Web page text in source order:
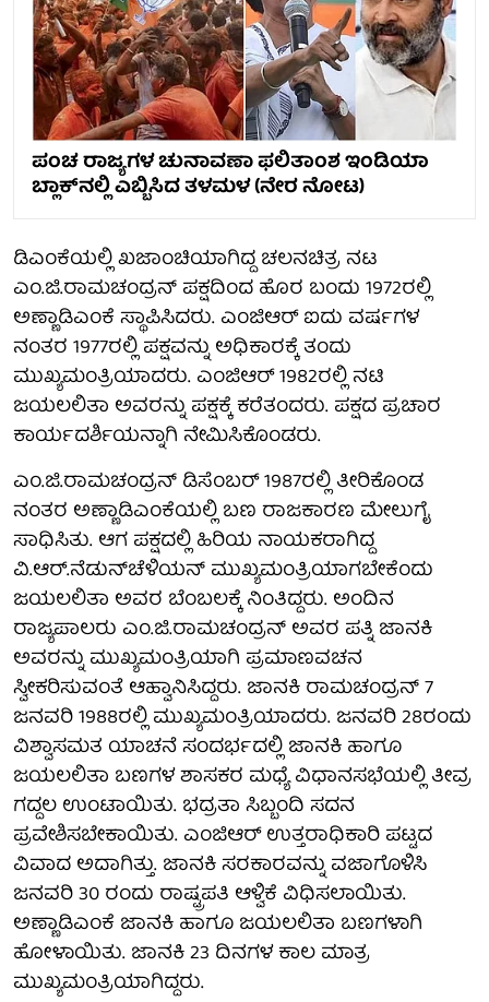
ಪಂಚ ರಾಜ್ಯಗಳ ಚುನಾವಣಾ ಫಲಿತಾಂಶ ಇಂಡಿಯಾ
ಬ್ಲಾಕ್‌ನಲ್ಲಿ ಎಬ್ಬಿಸಿದ ತಳಮಳ (ನೇರ ನೋಟ)
ಡಿಎಂಕೆಯಲ್ಲಿ ಖಜಾಂಚಿಯಾಗಿದ್ದ ಚಲನಚಿತ್ರ ನಟ
ಎಂ.ಜಿ.ರಾಮಚಂದ್ರನ್‌ ಪಕ್ಷದಿಂದ ಹೊರ ಬಂದು 1972ರಲ್ಲಿ
ಅಣ್ಣಾಡಿಎಂಕೆ ಸ್ಥಾಪಿಸಿದರು. ಎಂಜಿಆರ್‌ ಐದು ವರ್ಷಗಳ
ನಂತರ 1977ರಲ್ಲಿ ಪಕ್ಷವನ್ನು ಅಧಿಕಾರಕ್ಕೆ ತಂದು
ಮುಖ್ಯಮಂತ್ರಿಯಾದರು. ಎಂಜಿಆರ್‌ 1982ರಲ್ಲಿ ನಟಿ
ಜಯಲಲಿತಾ ಅವರನ್ನು ಪಕ್ಷಕ್ಕೆ ಕರೆತಂದರು. ಪಕ್ಷದ ಪ್ರಚಾರ
ಕಾರ್ಯದರ್ಶಿಯನ್ನಾಗಿ ನೇಮಿಸಿಕೊಂಡರು.
ಎಂ.ಜಿ.ರಾಮಚಂದ್ರನ್‌ ಡಿಸೆಂಬರ್‌ 1987ರಲ್ಲಿ ತೀರಿಕೊಂಡ
ನಂತರ ಅಣ್ಣಾಡಿಎಂಕೆಯಲ್ಲಿ ಬಣ ರಾಜಕಾರಣ ಮೇಲುಗೈ
ಸಾಧಿಸಿತು. ಆಗ ಪಕ್ಷದಲ್ಲಿ ಹಿರಿಯ ನಾಯಕರಾಗಿದ್ದ
ವಿ.ಆರ್.ನೆಡುನ್‌ಚೆಳಿಯನ್‌ ಮುಖ್ಯಮಂತ್ರಿಯಾಗಬೇಕೆಂದು
ಜಯಲಲಿತಾ ಅವರ ಬೆಂಬಲಕ್ಕೆ ನಿಂತಿದ್ದರು. ಅಂದಿನ
ರಾಜ್ಯಪಾಲರು ಎಂ.ಜಿ.ರಾಮಚಂದ್ರನ್ ಅವರ ಪತ್ನಿ ಜಾನಕಿ
ಅವರನ್ನು ಮುಖ್ಯಮಂತ್ರಿಯಾಗಿ ಪ್ರಮಾಣವಚನ
ಸ್ವೀಕರಿಸುವಂತೆ ಆಹ್ವಾನಿಸಿದ್ದರು. ಜಾನಕಿ ರಾಮಚಂದ್ರನ್‌ 7
ಜನವರಿ 1988ರಲ್ಲಿ ಮುಖ್ಯಮಂತ್ರಿಯಾದರು. ಜನವರಿ 28ರಂದು
ವಿಶ್ವಾಸಮತ ಯಾಚನೆ ಸಂದರ್ಭದಲ್ಲಿ ಜಾನಕಿ ಹಾಗೂ
ಜಯಲಲಿತಾ ಬಣಗಳ ಶಾಸಕರ ಮಧ್ಯೆ ವಿಧಾನಸಭೆಯಲ್ಲಿ ತೀವ್ರ
ಗದ್ದಲ ಉಂಟಾಯಿತು. ಭದ್ರತಾ ಸಿಬ್ಬಂದಿ ಸದನ
ಪ್ರವೇಶಿಸಬೇಕಾಯಿತು. ಎಂಜಿಆರ್‌ ಉತ್ತರಾಧಿಕಾರಿ ಪಟ್ಟದ
ವಿವಾದ ಅದಾಗಿತ್ತು. ಜಾನಕಿ ಸರಕಾರವನ್ನು ವಜಾಗೊಳಿಸಿ
ಜನವರಿ 30 ರಂದು ರಾಷ್ಟ್ರಪತಿ ಆಳ್ವಿಕೆ ವಿಧಿಸಲಾಯಿತು.
ಅಣ್ಣಾಡಿಎಂಕೆ ಜಾನಕಿ ಹಾಗೂ ಜಯಲಲಿತಾ ಬಣಗಳಾಗಿ
ಹೋಳಾಯಿತು. ಜಾನಕಿ 23 ದಿನಗಳ ಕಾಲ ಮಾತ್ರ
ಮುಖ್ಯಮಂತ್ರಿಯಾಗಿದ್ದರು.